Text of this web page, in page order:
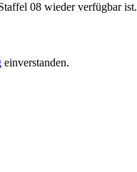
08 wieder verfügbar ist.
einverstanden.